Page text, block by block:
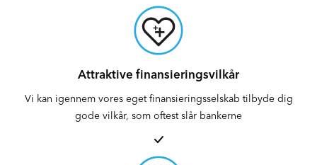
Attraktive finansieringsvilkår
Vi kan igennem vores eget finansieringsselskab tilbyde dig
gode vilkår, som oftest slår bankerne